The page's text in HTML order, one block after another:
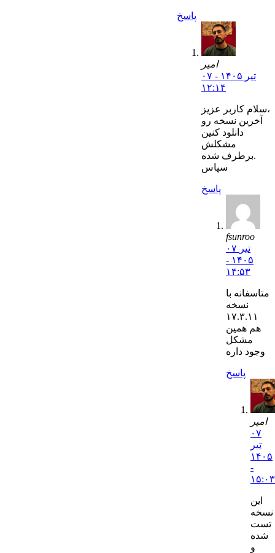
پاسخ
امیر
۰۷ تیر ۱۴۰۵ -
۱۲:۱۴
سلام کاربر عزیز،
آخرین نسخه‌ رو
دانلود کنین
مشکلش
برطرف شده.
سپاس
پاسخ
fsunroo
۰۷ تیر
۱۴۰۵ -
۱۴:۵۳
متاسفانه با
نسخه
۱۷.۳.۱۱
هم همین
مشکل
وجود داره
پاسخ
امیر
۰۷
تیر
۱۴۰۵
-
۱۵:۰۳
این
نسخه
تست
شده
و